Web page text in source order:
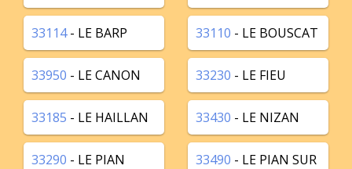
33114- LE BARP 33110 - LE BOUSCAT
33950 - LE CANON 33230 - LE FIEU
33185 - LE HAILLAN 33430 - LE NIZAN
33290 - LE PIAN
33490 - LE PIAN SUR